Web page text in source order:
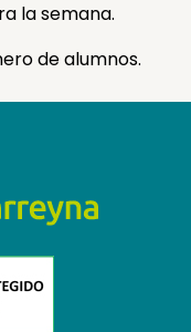
la semana.
de alumnos.